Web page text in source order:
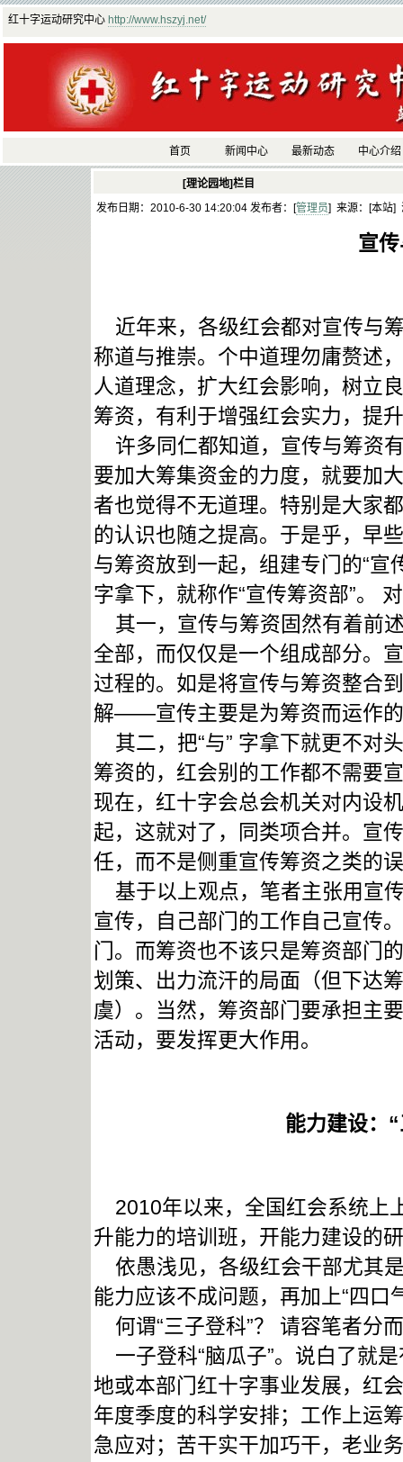
红十字运动研究中心 http://www.hszyj.net/
首页 新闻中心 最新动态 中心介绍
[理论园地]栏目
发布日期：2010-6-30 14:20:04 发布者：[管理员] 来源：[本站]
宣
近年来，各级红会都对宣传与
称道与推崇。个中道理勿庸赘述
人道理念，扩大红会影响，树立
筹资，有利于增强红会实力，提
许多同仁都知道，宣传与筹资
要加大筹集资金的力度，就要加
者也觉得不无道理。特别是大家
的认识也随之提高。于是乎，早
与筹资放到一起，组建专门的“宣
字拿下，就称作“宣传筹资部”。
其一，宣传与筹资固然有着前
全部，而仅仅是一个组成部分。
过程的。如是将宣传与筹资整合
解——宣传主要是为筹资而运作
其二，把“与” 字拿下就更不对
筹资的，红会别的工作都不需要
现在，红十字会总会机关对内设
起，这就对了，同类项合并。宣
任，而不是侧重宣传筹资之类的
基于以上观点，笔者主张用宣
宣传，自己部门的工作自己宣传
门。而筹资也不该只是筹资部门
划策、出力流汗的局面（但下达
虞）。当然，筹资部门要承担主
活动，要发挥更大作用。
能力建设：
2010年以来，全国红会系统上
升能力的培训班，开能力建设的
依愚浅见，各级红会干部尤其
能力应该不成问题，再加上“四口
何谓“三子登科”？ 请容笔者分
一子登科“脑瓜子”。说白了就
地或本部门红十字事业发展，红
年度季度的科学安排；工作上运
急应对；苦干实干加巧干，老业